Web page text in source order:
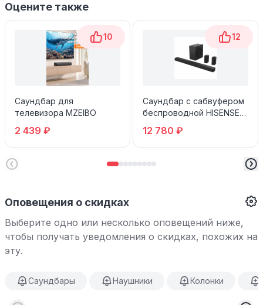
Оцените также
10
Саундбар для
телевизора MZEIBO
2 439 ₽
12
Саундбар с сабвуфером
беспроводной HISENSE
12 780 ₽
Оповещения о скидках
Выберите одно или несколько оповещений ниже,
чтобы получать уведомления о скидках, похожих на
эту.
Саундбары Наушники Колонки